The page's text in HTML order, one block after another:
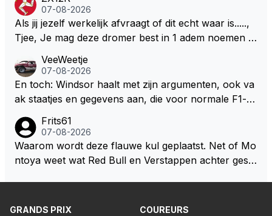
weet 🤮🤮07-08-2026
Als jij jezelf werkelijk afvraagt of dit echt waar is.....,
Tjee, Je mag deze dromer best in 1 adem noemen m
aar voordragen uit eigen geest. Kan mij voorstellen d
at je het leuk vindt sprookjes te luisteren maar heb jij
jezelf dan ook wel eens afgevraagd of de dappere b
ze wolff gesneden heeft?
VeeWeetje
07-08-2026
En toch: Windsor haalt met zijn argumenten, ook va
ak staatjes en gegevens aan, die voor normale F1-fa
okies made of your own dough" 🤣
Frits61
07-08-2026
Waarom wordt deze flauwe kul geplaatst. Net of Mo
ntoya weet wat Red Bull en Verstappen achter geslo
GRANDS PRIX
COUREURS